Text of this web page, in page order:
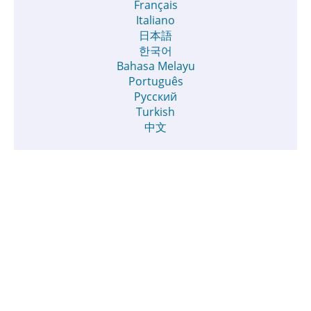
Français
Italiano
日本語
한국어
Bahasa Melayu
Português
Русский
Turkish
中文